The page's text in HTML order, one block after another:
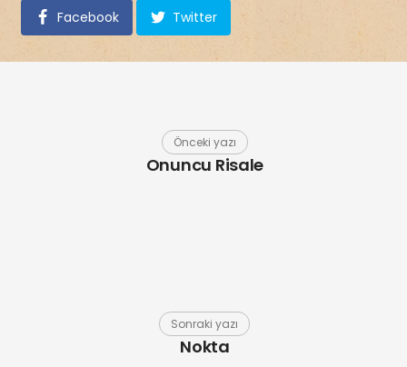
Facebook Twitter
Önceki yazı
Onuncu Risale
Sonraki yazı
Nokta